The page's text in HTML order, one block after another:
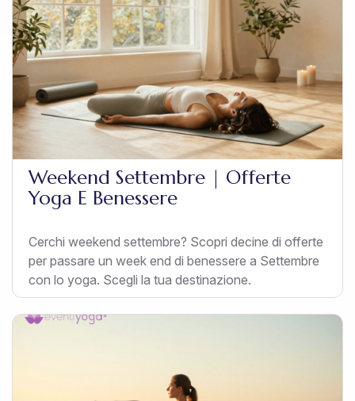
Weekend Settembre | Offerte
Yoga E Benessere
Cerchi weekend settembre? Scopri decine di offerte
per passare un week end di benessere a Settembre
con lo yoga. Scegli la tua destinazione.